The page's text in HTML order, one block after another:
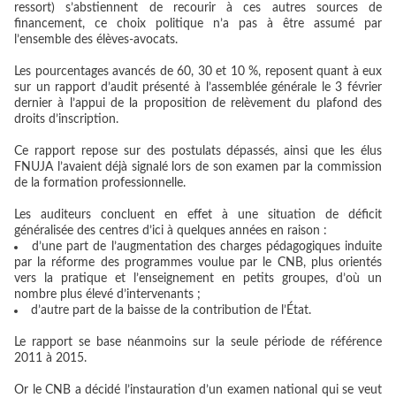
ressort) s’abstiennent de recourir à ces autres sources de
financement, ce choix politique n’a pas à être assumé par
l’ensemble des élèves-avocats.
Les pourcentages avancés de 60, 30 et 10 %, reposent quant à eux
sur un rapport d’audit présenté à l’assemblée générale le 3 février
dernier à l’appui de la proposition de relèvement du plafond des
droits d’inscription.
Ce rapport repose sur des postulats dépassés, ainsi que les élus
FNUJA l’avaient déjà signalé lors de son examen par la commission
de la formation professionnelle.
Les auditeurs concluent en effet à une situation de déficit
généralisée des centres d’ici à quelques années en raison :
d’une part de l’augmentation des charges pédagogiques induite
par la réforme des programmes voulue par le CNB, plus orientés
vers la pratique et l’enseignement en petits groupes, d’où un
nombre plus élevé d’intervenants ;
d’autre part de la baisse de la contribution de l’État.
Le rapport se base néanmoins sur la seule période de référence
2011 à 2015.
Or le CNB a décidé l’instauration d’un examen national qui se veut